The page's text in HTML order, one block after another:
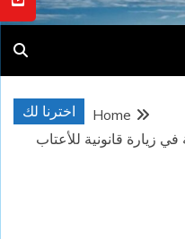
اخترنا لك
Home
زيارة قانونية للأعتاب